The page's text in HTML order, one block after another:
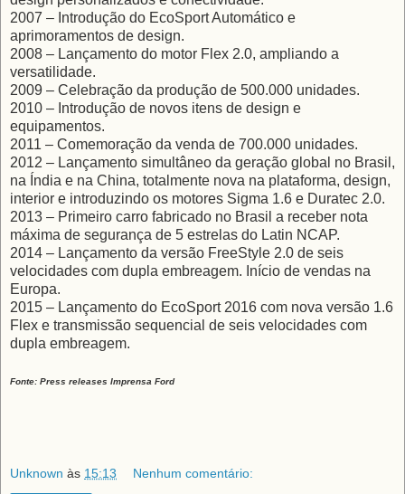
2007 – Introdução do EcoSport Automático e
aprimoramentos de design.
2008 – Lançamento do motor Flex 2.0, ampliando a
versatilidade.
2009 – Celebração da produção de 500.000 unidades.
2010 – Introdução de novos itens de design e
equipamentos.
2011 – Comemoração da venda de 700.000 unidades.
2012 – Lançamento simultâneo da geração global no Brasil,
na Índia e na China, totalmente nova na plataforma, design,
interior e introduzindo os motores Sigma 1.6 e Duratec 2.0.
2013 – Primeiro carro fabricado no Brasil a receber nota
máxima de segurança de 5 estrelas do Latin NCAP.
2014 – Lançamento da versão FreeStyle 2.0 de seis
velocidades com dupla embreagem. Início de vendas na
Europa.
2015 – Lançamento do EcoSport 2016 com nova versão 1.6
Flex e transmissão sequencial de seis velocidades com
dupla embreagem.
Fonte: Press releases Imprensa Ford
Unknown às 15:13 Nenhum comentário: